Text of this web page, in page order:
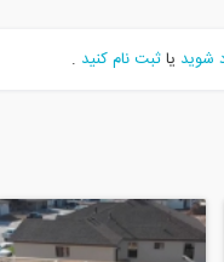
شوید یاثبت نام کنید .